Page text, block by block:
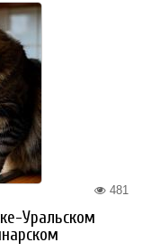
481
Уральском